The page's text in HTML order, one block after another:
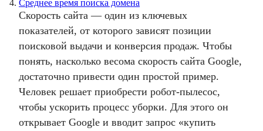
4. Среднее время поиска домена
Скорость сайта — один из ключевых
показателей, от которого зависят позиции
поисковой выдачи и конверсия продаж. Чтобы
понять, насколько весома скорость сайта Google,
достаточно привести один простой пример.
Человек решает приобрести робот-пылесос,
чтобы ускорить процесс уборки. Для этого он
открывает Google и вводит запрос «купить